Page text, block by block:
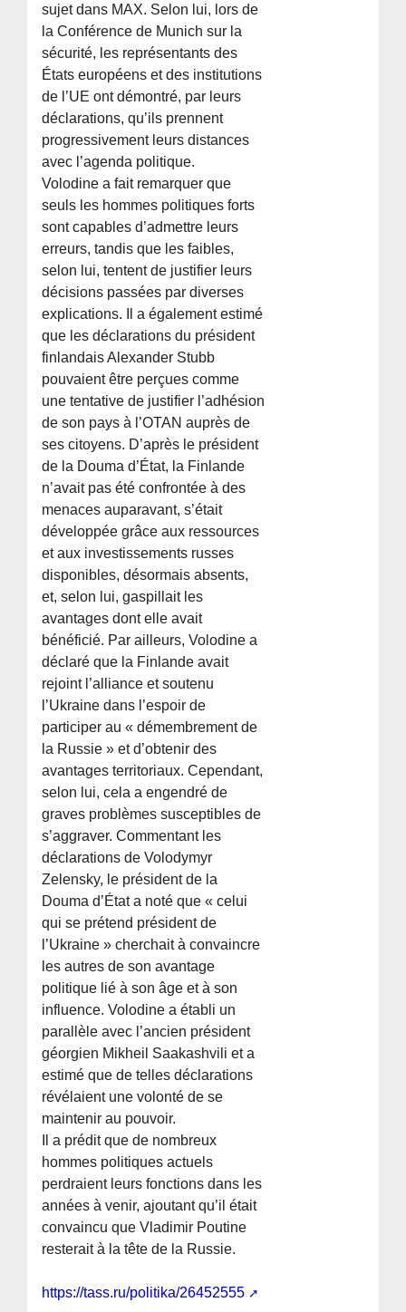
sujet dans MAX. Selon lui, lors de
la Conférence de Munich sur la
sécurité, les représentants des
États européens et des institutions
de l’UE ont démontré, par leurs
déclarations, qu’ils prennent
progressivement leurs distances
avec l’agenda politique.
Volodine a fait remarquer que
seuls les hommes politiques forts
sont capables d’admettre leurs
erreurs, tandis que les faibles,
selon lui, tentent de justifier leurs
décisions passées par diverses
explications. Il a également estimé
que les déclarations du président
finlandais Alexander Stubb
pouvaient être perçues comme
une tentative de justifier l’adhésion
de son pays à l’OTAN auprès de
ses citoyens. D’après le président
de la Douma d’État, la Finlande
n’avait pas été confrontée à des
menaces auparavant, s’était
développée grâce aux ressources
et aux investissements russes
disponibles, désormais absents,
et, selon lui, gaspillait les
avantages dont elle avait
bénéficié. Par ailleurs, Volodine a
déclaré que la Finlande avait
rejoint l’alliance et soutenu
l’Ukraine dans l’espoir de
participer au « démembrement de
la Russie » et d’obtenir des
avantages territoriaux. Cependant,
selon lui, cela a engendré de
graves problèmes susceptibles de
s’aggraver. Commentant les
déclarations de Volodymyr
Zelensky, le président de la
Douma d’État a noté que « celui
qui se prétend président de
l’Ukraine » cherchait à convaincre
les autres de son avantage
politique lié à son âge et à son
influence. Volodine a établi un
parallèle avec l’ancien président
géorgien Mikheil Saakashvili et a
estimé que de telles déclarations
révélaient une volonté de se
maintenir au pouvoir.
Il a prédit que de nombreux
hommes politiques actuels
perdraient leurs fonctions dans les
années à venir, ajoutant qu’il était
convaincu que Vladimir Poutine
resterait à la tête de la Russie.
https://tass.ru/politika/26452555